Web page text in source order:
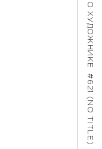
О ХУДОЖНИКЕ
#621 (NO TITLE)